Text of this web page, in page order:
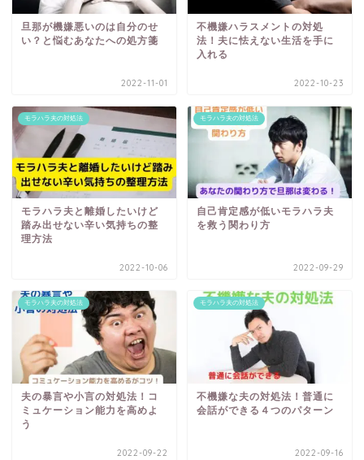
旦那が機嫌悪いのは自分のせ
い？と悩むあなたへの処方箋
2022-11-01
不機嫌ハラスメントの対処
法！夫に怯えない生活を手に
入れる
2022-10-23
モラハラ夫の対処法
モラハラ夫と離婚したいけど
踏み出せない辛い気持ちの整
理方法
2022-10-06
モラハラ夫の対処法
自己肯定感が低いモラハラ夫
を救う関わり方
2022-09-29
モラハラ夫の対処法
夫の暴言や小言の対処法！コ
ミュケーション能力を高めよ
う
2022-09-22
モラハラ夫の対処法
不機嫌な夫の対処法！普通に
会話ができる４つのパターン
2022-09-16